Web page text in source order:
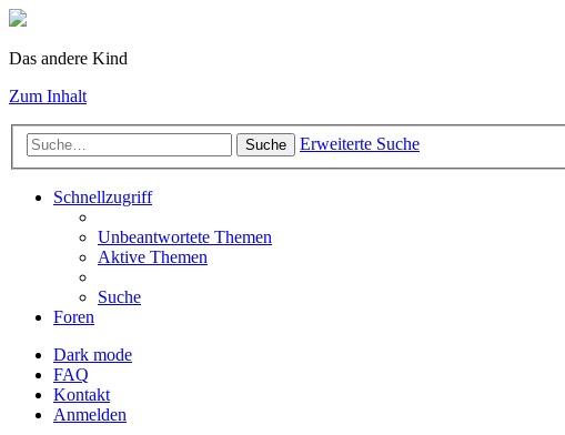
Das andere Kind
Zum Inhalt
Suche Erweiterte Suche
Schnellzugriff
Unbeantwortete Themen
Aktive Themen
Suche
Foren
Dark mode
FAQ
Kontakt
Anmelden